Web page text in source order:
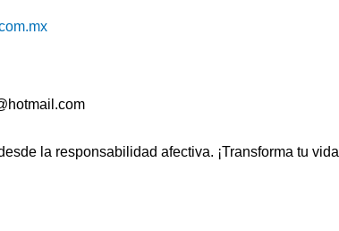
la responsabilidad afectiva. ¡Transforma tu vida